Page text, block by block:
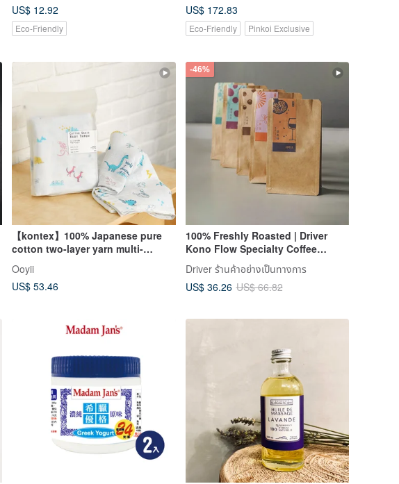
US$ 12.92
Eco-Friendly
US$ 172.83
Eco-Friendly Pinkoi Exclusive
【kontex】100% Japanese pure
cotton two-layer yarn multi-
functional gauze wrap
Ooyii
US$ 53.46
-46%
100% Freshly Roasted | Driver
Kono Flow Specialty Coffee
Beans - 100g (Curated Set of
Four)
Driver ร้านค้าอย่างเป็นทางการ
US$ 36.26 US$ 66.82